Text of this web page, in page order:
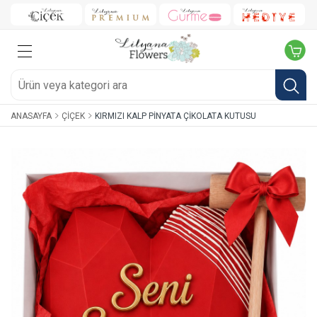
ANASAYFA ÇIÇEK KIRMIZI KALP PINYATA ÇIKOLATA KUTUSU